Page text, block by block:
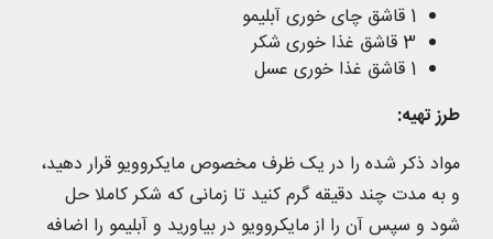
1 قاشق چای خوری آبلیمو
3 قاشق غذا خوری شکر
1 قاشق غذا خوری عسل
طرز تهیه:
مواد ذکر شده را در یک ظرف مخصوص مایکروویو قرار دهید،
و به مدت چند دقیقه گرم کنید تا زمانی که شکر کاملا حل
شود و سپس آن را از مایکروویو در بیاورید و آبلیمو را اضافه